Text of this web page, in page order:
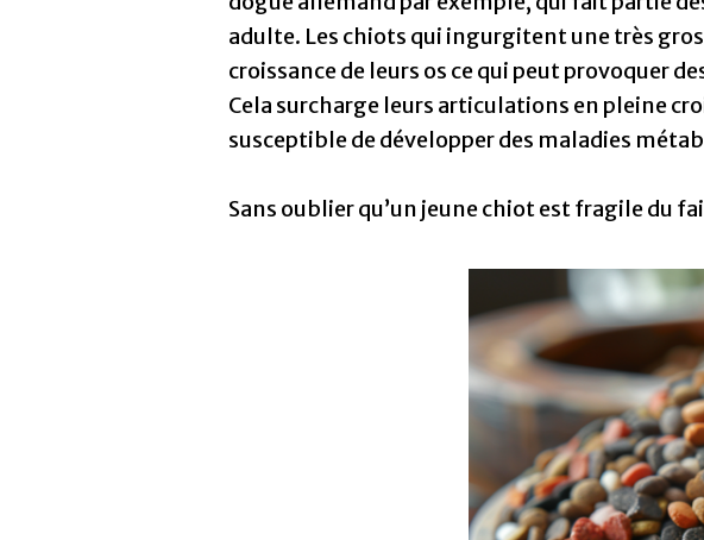
adulte. Les chiots qui ingurgitent une très
croissance de leurs os ce qui peut provoquer
Cela surcharge leurs articulations en pleine
susceptible de développer des maladies
Sans oublier qu’un jeune chiot est fragile du